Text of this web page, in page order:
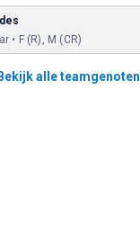
• F (R), M (CR)
Bekijk alle teamgenoten